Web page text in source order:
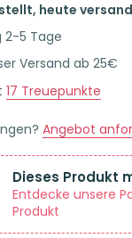
heute
2-5 Tage
Versand ab 25€
17 Treuepunkte
Angebot
Dieses Produkt
Entdecke unsere
Produkt